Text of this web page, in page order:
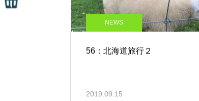
NEWS
56：北海道旅行２
2019.09.15